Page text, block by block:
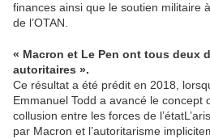
finances ainsi que le soutien militaire
de l’OTAN.
« Macron et Le Pen ont tous deux
autoritaires ».
Ce résultat a été prédit en 2018,
Emmanuel Todd a avancé le concept
collusion entre les forces de
par Macron et l’autoritarisme